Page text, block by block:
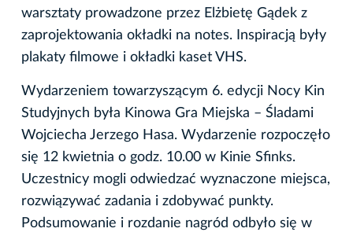
warsztaty prowadzone przez Elżbietę Gądek z
zaprojektowania okładki na notes. Inspiracją były
plakaty filmowe i okładki kaset VHS.
Wydarzeniem towarzyszącym 6. edycji Nocy Kin
Studyjnych była Kinowa Gra Miejska – Śladami
Wojciecha Jerzego Hasa. Wydarzenie rozpoczęło
się 12 kwietnia o godz. 10.00 w Kinie Sfinks.
Uczestnicy mogli odwiedzać wyznaczone miejsca,
rozwiązywać zadania i zdobywać punkty.
Podsumowanie i rozdanie nagród odbyło się w